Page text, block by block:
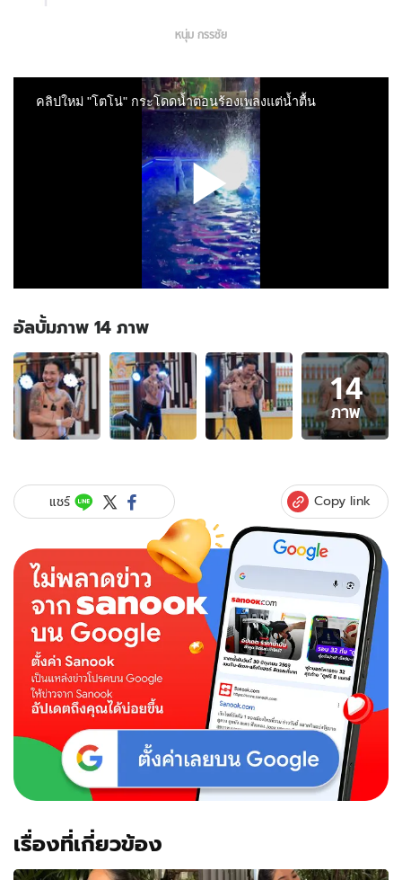
หนุ่ม กรรชัย
อัลบั้มภาพ 14 ภาพ
อัลบั้ม
ภาพ
14
ภาพ
ของ
ชัย"
มา
"แจ๊ส"
ต้อง
โดด
เชื่อ
คอม
เมน
ฮา
ใจ
ชาว
14
ภาพ
แชร์ Copy link
เรื่องที่เกี่ยวข้อง